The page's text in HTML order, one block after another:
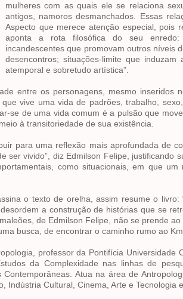
mulheres com as quais ele se relaciona
antigos, namoros desmanchados. Essas
Aspecto que merece atenção especial, pois
aponta a rota filosófica do seu enredo:
incandescentes que promovam outros níveis
desencontros; situações-limite que
atemporal e sobretudo artística”.
entre os personagens, mesmo
vive uma vida de padrões, trabalho,
se de uma vida comum é a pulsão que
à transitoriedade de sua existência.
para uma reflexão mais aprofundada de
ser vivido”, diz Edmilson Felipe, justificando
como situacionais, em que
o texto de orelha, assim resume o
a construção de histórias que se
de Edmilson Felipe, não se prende
busca, de encontrar o caminho rumo ao Km
professor da Pontifícia Universidade
da Complexidade nas linhas de
Atua na área de
Indústria Cultural, Cinema, Arte e Tecnologia